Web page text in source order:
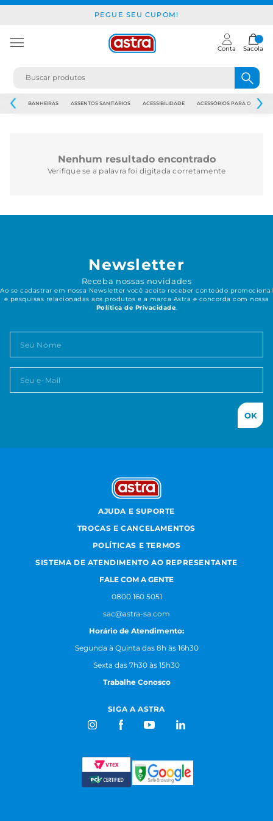
PEGUE SEU CUPOM!
Conta Sacola
JAPI BANHEIRAS ASSENTOS SANITÁRIOS ACESSIBILIDADE ACESSÓRIOS PARA
Nenhum resultado encontrado
Verifique se a palavra foi digitada corretamente
Newsletter
Receba nossas novidades
Ao se cadastrar em nossa Newsletter você aceita receber conteúdo promocional
e pesquisas relacionadas aos produtos e a marca Astra e concorda com nossa
Política de Privacidade.
OK
AJUDA E SUPORTE
TROCAS E CANCELAMENTOS
POLÍTICAS E TERMOS
SISTEMA DE ATENDIMENTO AO REPRESENTANTE
FALE COM A GENTE
0800 160 5051
sac@astra-sa.com
Horário de Atendimento:
Segunda à Quinta das 8h às 16h30
Sexta das 7h30 às 15h30
Trabalhe Conosco
SIGA A ASTRA